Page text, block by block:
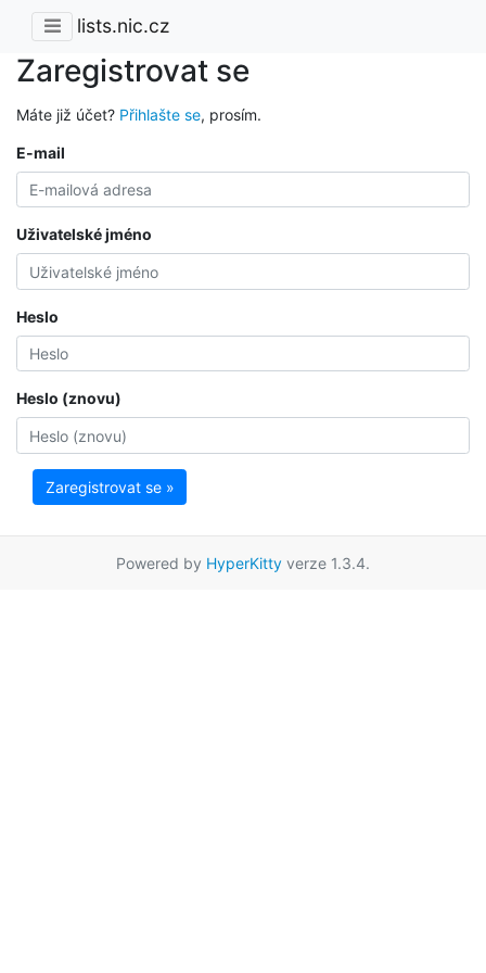
lists.nic.cz
Zaregistrovat se
Máte již účet? Přihlašte se, prosím.
E-mail
Uživatelské jméno
Heslo
Heslo (znovu)
Zaregistrovat se »
Powered by HyperKitty verze 1.3.4.